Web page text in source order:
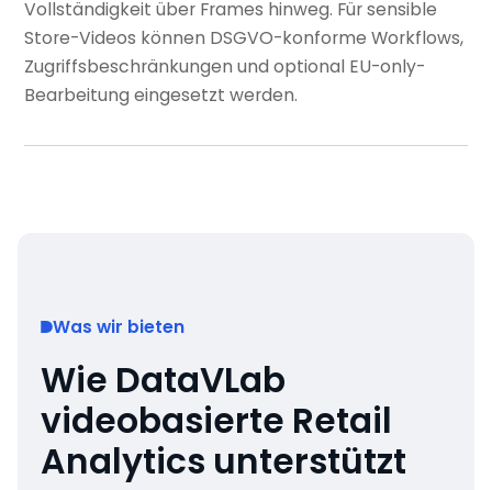
Vollständigkeit über Frames hinweg. Für sensible
Store-Videos können DSGVO-konforme Workflows,
Zugriffsbeschränkungen und optional EU-only-
Bearbeitung eingesetzt werden.
Was wir bieten
Wie DataVLab
videobasierte Retail
Analytics unterstützt